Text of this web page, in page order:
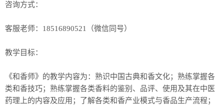
咨询方式：
客服老师：18516890521（微信同号）
教学目标：
《和香师》的教学内容为：熟识中国古典和香文化；熟练掌握各
类和香技巧；熟练掌握各类香料的鉴别、品评、使用及其在中医
药理上的内容及应用；了解各类和香产业模式与香品生产流程；